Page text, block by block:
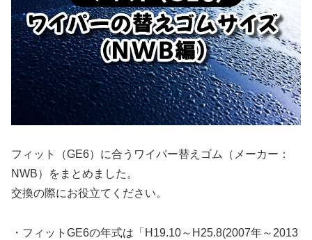
フィット（GE6）に合うワイパー替えゴム（メーカー：
NWB）をまとめました。
交換の際にお役立てください。
・フィットGE6の年式は「H19.10～H25.8(2007年～2013